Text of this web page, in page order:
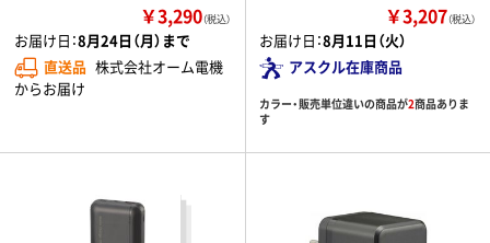
￥3,290（税込）
お届け日：8月24日（月）まで
直送品 株式会社オーム電機
からお届け
￥3,207（税込）
お届け日：8月11日（火）
アスクル在庫商品
カラー・販売単位違いの商品が2商品ありま
す